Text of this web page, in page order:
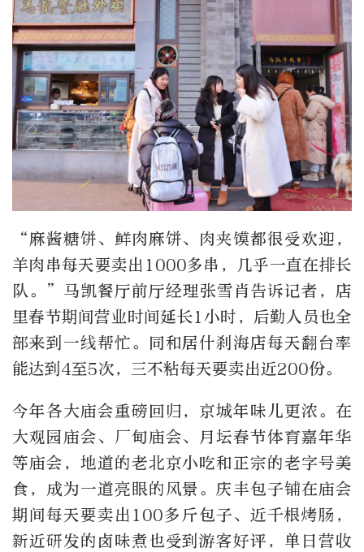
“麻酱糖饼、鲜肉麻饼、肉夹馍都很受欢迎，
羊肉串每天要卖出1000多串，几乎一直在排长
队。”马凯餐厅前厅经理张雪肖告诉记者，店
里春节期间营业时间延长1小时，后勤人员也全
部来到一线帮忙。同和居什刹海店每天翻台率
能达到4至5次，三不粘每天要卖出近200份。
今年各大庙会重磅回归，京城年味儿更浓。在
大观园庙会、厂甸庙会、月坛春节体育嘉年华
等庙会，地道的老北京小吃和正宗的老字号美
食，成为一道亮眼的风景。庆丰包子铺在庙会
期间每天要卖出100多斤包子、近千根烤肠，
新近研发的卤味煮也受到游客好评，单日营收